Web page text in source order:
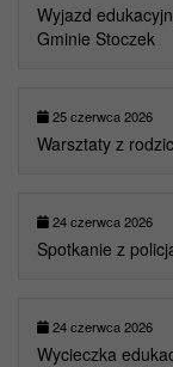
Wyjazd
Gminie Stoczek
25 czerwca 2026
Warsztaty z
24 czerwca 2026
Spotkanie z
24 czerwca 2026
Wycieczka